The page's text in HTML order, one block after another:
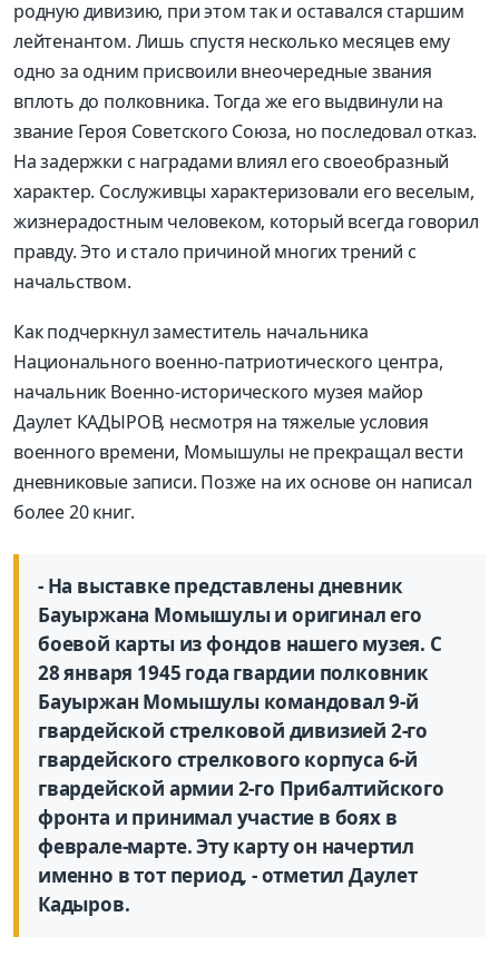
родную дивизию, при этом так и оставался старшим
лейтенантом. Лишь спустя несколько месяцев ему
одно за одним присвоили внеочередные звания
вплоть до полковника. Тогда же его выдвинули на
звание Героя Советского Союза, но последовал отказ.
На задержки с наградами влиял его своеобразный
характер. Сослуживцы характеризовали его веселым,
жизнерадостным человеком, который всегда говорил
правду. Это и стало причиной многих трений с
начальством.
Как подчеркнул заместитель начальника
Национального военно-патриотического центра,
начальник Военно-историчес­кого музея майор
Даулет КАДЫРОВ, несмотря на тяжелые условия
военного времени, Момышулы не прекращал вести
дневниковые записи. Позже на их основе он написал
более 20 книг.
- На выставке представлены дневник
Бауыржана Момыш­улы и оригинал его
боевой карты из фондов нашего музея. С
28 января 1945 года гвардии полковник
Бауыржан Момышулы командовал 9-й
гвардейской стрелковой дивизией 2-го
гвардейского стрелкового корпуса 6-й
гвардейской армии 2-го Прибалтийского
фронта и принимал участие в боях в
феврале-марте. Эту карту он начертил
именно в тот период, - отметил Даулет
Кадыров.